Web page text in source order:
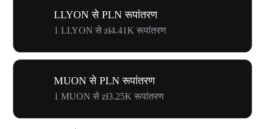
LLYON से PLN रूपांतरण
1 LLYON से zł4.41K रूपांतरण
MUON से PLN रूपांतरण
1 MUON से zł3.25K रूपांतरण